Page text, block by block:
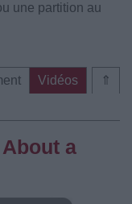
une partition au
⇑
Vidéos
a